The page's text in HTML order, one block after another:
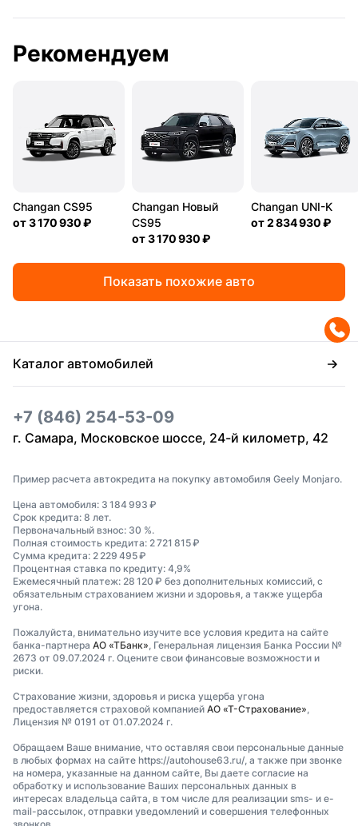
Рекомендуем
Changan CS95
от3 170 930 ₽
Changan Новый
CS95
от3 170 930 ₽
Changan UNI-K
от2 834 930 ₽
Показать похожие авто
Каталог автомобилей
+7 (846) 254-53-09
г. Самара, Московское шоссе, 24-й километр, 42
Пример расчета автокредита на покупку автомобиля Geely Monjaro.
Цена автомобиля: 3 184 993 ₽
Срок кредита: 8 лет.
Первоначальный взнос: 30 %.
Полная стоимость кредита: 2 721 815 ₽
Сумма кредита: 2 229 495 ₽
Процентная ставка по кредиту: 4,9%
Ежемесячный платеж: 28 120 ₽ без дополнительных комиссий, с
обязательным страхованием жизни и здоровья, а также ущерба
угона.
Пожалуйста, внимательно изучите все условия кредита на сайте
банка-партнера АО «ТБанк» , Генеральная лицензия Банка России №
2673 от 09.07.2024 г. Оцените свои финансовые возможности и
риски.
Страхование жизни, здоровья и риска ущерба угона
предоставляется страховой компанией АО «Т-Страхование»
Лицензия № 0191 от 01.07.2024 г.
Обращаем Ваше внимание, что оставляя свои персональные данные
в любых формах на сайте https://autohouse63.ru/, а также при звонке
на номера, указанные на данном сайте, Вы даете согласие на
обработку и использование Ваших персональных данных в
интересах владельца сайта, в том числе для реализации sms- и e-
mail-рассылок, отправки уведомлений и совершения телефонных